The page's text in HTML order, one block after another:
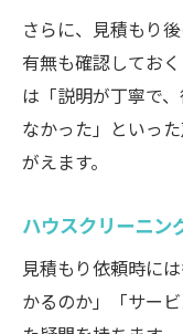
さらに、見積もり
有無も確認してお
は「説明が丁寧で
なかった」といっ
がえます。
ハウスクリーニン
見積もり依頼時に
かるのか」「サー